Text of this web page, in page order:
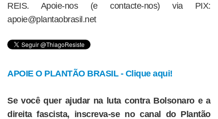
REIS. Apoie-nos (e contacte-nos) via PIX:
apoie@plantaobrasil.net
APOIE O PLANTÃO BRASIL - Clique aqui!
Se você quer ajudar na luta contra Bolsonaro e a
direita fascista, inscreva-se no canal do Plantão